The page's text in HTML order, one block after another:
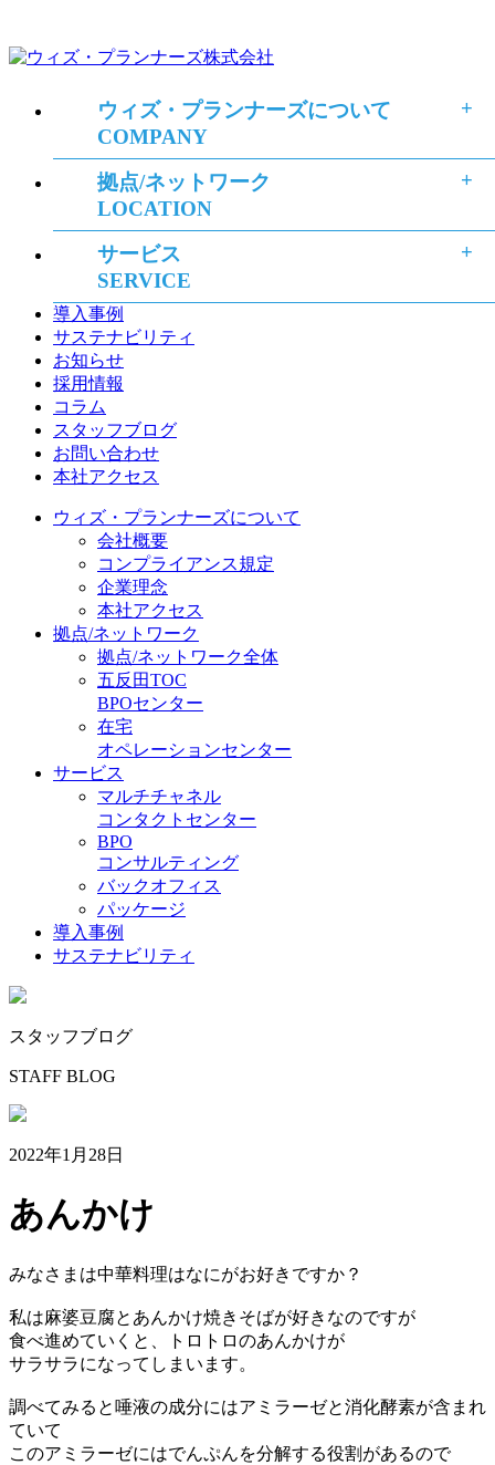
ウィズ・プランナーズについて
COMPANY
拠点/ネットワーク
LOCATION
サービス
SERVICE
導入事例
サステナビリティ
お知らせ
採用情報
コラム
スタッフブログ
お問い合わせ
本社アクセス
ウィズ・プランナーズについて
会社概要
コンプライアンス規定
企業理念
本社アクセス
拠点/ネットワーク
拠点/ネットワーク全体
五反田TOC
BPOセンター
在宅
オペレーションセンター
サービス
マルチチャネル
コンタクトセンター
BPO
コンサルティング
バックオフィス
パッケージ
導入事例
サステナビリティ
スタッフブログ
STAFF BLOG
2022年1月28日
あんかけ
みなさまは中華料理はなにがお好きですか？
私は麻婆豆腐とあんかけ焼きそばが好きなのですが
食べ進めていくと、トロトロのあんかけが
サラサラになってしまいます。
調べてみると唾液の成分にはアミラーゼと消化酵素が含まれ
ていて
このアミラーゼにはでんぷんを分解する役割があるので